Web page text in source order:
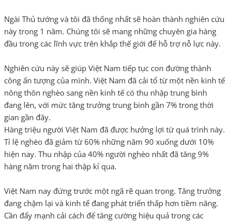
Ngài Thủ tướng và tôi đã thống nhất sẽ hoàn thành nghiên cứu
này trong 1 năm. Chúng tôi sẽ mang những chuyên gia hàng
đầu trong các lĩnh vực trên khắp thế giới để hỗ trợ nỗ lực này.
Nghiên cứu này sẽ giúp Việt Nam tiếp tục con đường thành
công ấn tượng của mình. Việt Nam đã cải tổ từ một nền kinh tế
nông thôn nghèo sang nền kinh tế có thu nhập trung bình
đang lên, với mức tăng trưởng trung bình gần 7% trong thời
gian gần đây.
Hàng triệu người Việt Nam đã được hưởng lợi từ quá trình này.
Tỉ lệ nghèo đã giảm từ 60% những năm 90 xuống dưới 10%
hiện nay. Thu nhập của 40% người nghèo nhất đã tăng 9%
hàng năm trong hai thập kỉ qua.
Việt Nam nay đứng trước một ngã rẽ quan trọng. Tăng trưởng
đang chậm lại và kinh tế đang phát triển thấp hơn tiềm năng.
Cần đẩy mạnh cải cách để tăng cường hiệu quả trong các